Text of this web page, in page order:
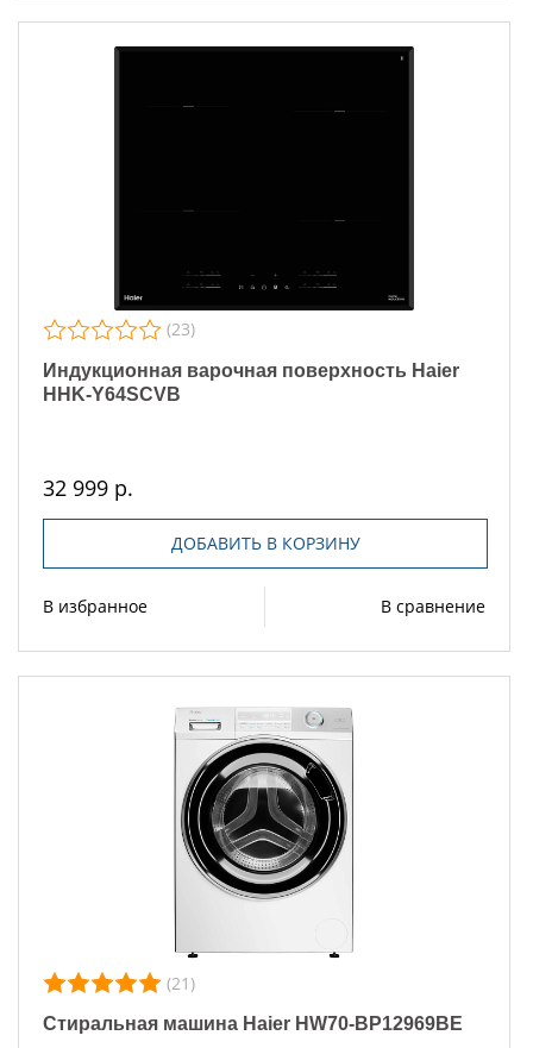
(23)
Индукционная варочная поверхность Haier
HHK-Y64SCVB
32 999 р.
ДОБАВИТЬ В КОРЗИНУ
В избранное В сравнение
(21)
Стиральная машина Haier HW70-BP12969BE